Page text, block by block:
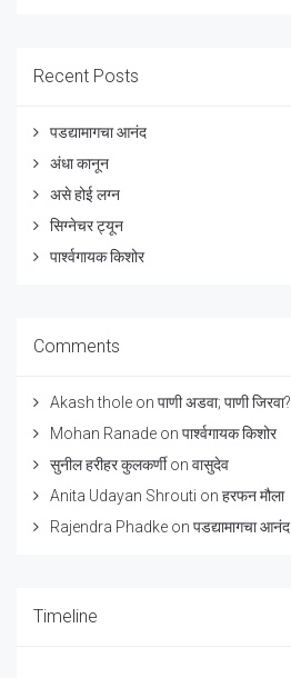
Recent Posts
पडद्यामागचा आनंद
अंधा कानून
असे होई लग्न
सिग्नेचर ट्यून
पार्श्वगायक किशोर
Comments
Akash thole on पाणी अडवा; पाणी जिरवा?
Mohan Ranade on पार्श्वगायक किशोर
सुनील हरीहर कुलकर्णीon वासुदेव
Anita Udayan Shrouti on हरफन मौला
Rajendra Phadke on पडद्यामागचा आनंद
Timeline